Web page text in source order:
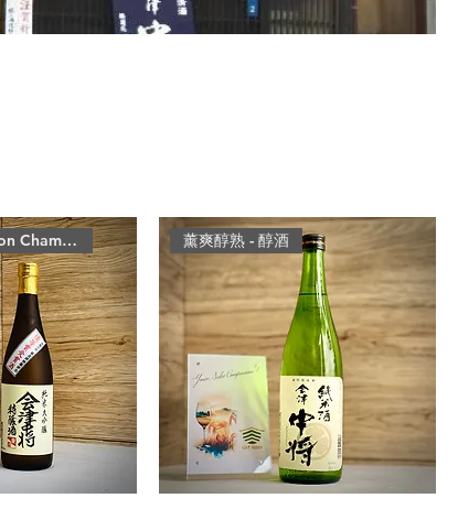
Sake Competition Champion 薰爽醇熟 - 醇酒